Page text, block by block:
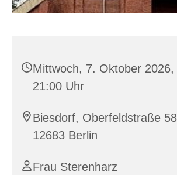
Mittwoch, 7. Oktober 2026,
21:00 Uhr
Biesdorf, Oberfeldstraße
12683 Berlin
Frau Sterenharz